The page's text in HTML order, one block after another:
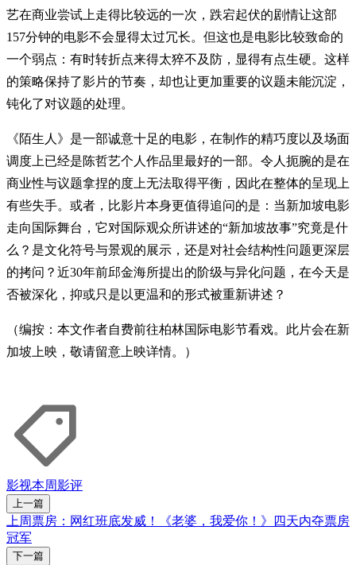
艺在商业尝试上走得比较远的一次，跌宕起伏的剧情让这部
157分钟的电影不会显得太过冗长。但这也是电影比较致命的
一个弱点：有时转折点来得太猝不及防，显得有点生硬。这样
的策略保持了影片的节奏，却也让更加重要的议题未能沉淀，
钝化了对议题的处理。
《陌生人》是一部诚意十足的电影，在制作的精巧度以及场面
调度上已经是陈哲艺个人作品里最好的一部。令人扼腕的是在
商业性与议题拿捏的度上无法取得平衡，因此在整体的呈现上
有些失手。或者，比影片本身更值得追问的是：当新加坡电影
走向国际舞台，它对国际观众所讲述的“新加坡故事”究竟是什
么？是文化符号与景观的展示，还是对社会结构性问题更深层
的拷问？近30年前邱金海所提出的阶级与异化问题，在今天是
否被深化，抑或只是以更温和的形式被重新讲述？
（编按：本文作者自费前往柏林国际电影节看戏。此片会在新
加坡上映，敬请留意上映详情。）
影视本周影评
上一篇
上周票房：网红班底发威！《老婆，我爱你！》四天内夺票房
冠军
下一篇